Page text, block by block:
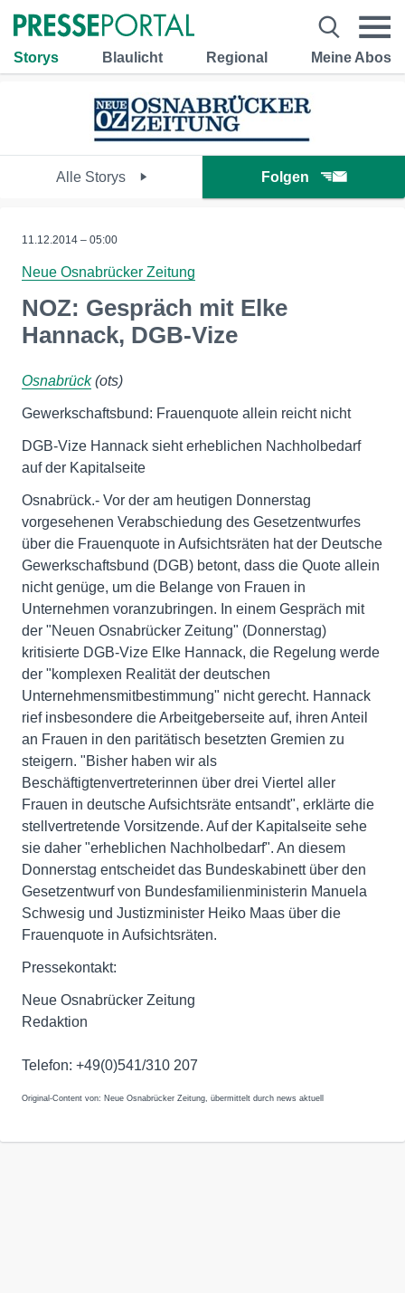
Storys Blaulicht Regional Meine Abos
Alle Storys Folgen
11.12.2014 – 05:00
Neue Osnabrücker Zeitung
NOZ: Gespräch mit Elke
Hannack, DGB-Vize
Osnabrück(ots)
Gewerkschaftsbund: Frauenquote allein reicht nicht
DGB-Vize Hannack sieht erheblichen Nachholbedarf
auf der Kapitalseite
Osnabrück.- Vor der am heutigen Donnerstag
vorgesehenen Verabschiedung des Gesetzentwurfes
über die Frauenquote in Aufsichtsräten hat der Deutsche
Gewerkschaftsbund (DGB) betont, dass die Quote allein
nicht genüge, um die Belange von Frauen in
Unternehmen voranzubringen. In einem Gespräch mit
der "Neuen Osnabrücker Zeitung" (Donnerstag)
kritisierte DGB-Vize Elke Hannack, die Regelung werde
der "komplexen Realität der deutschen
Unternehmensmitbestimmung" nicht gerecht. Hannack
rief insbesondere die Arbeitgeberseite auf, ihren Anteil
an Frauen in den paritätisch besetzten Gremien zu
steigern. "Bisher haben wir als
Beschäftigtenvertreterinnen über drei Viertel aller
Frauen in deutsche Aufsichtsräte entsandt", erklärte die
stellvertretende Vorsitzende. Auf der Kapitalseite sehe
sie daher "erheblichen Nachholbedarf". An diesem
Donnerstag entscheidet das Bundeskabinett über den
Gesetzentwurf von Bundesfamilienministerin Manuela
Schwesig und Justizminister Heiko Maas über die
Frauenquote in Aufsichtsräten.
Pressekontakt:
Neue Osnabrücker Zeitung
Redaktion
Telefon: +49(0)541/310 207
Original-Content von: Neue Osnabrücker Zeitung, übermittelt durch news aktuell